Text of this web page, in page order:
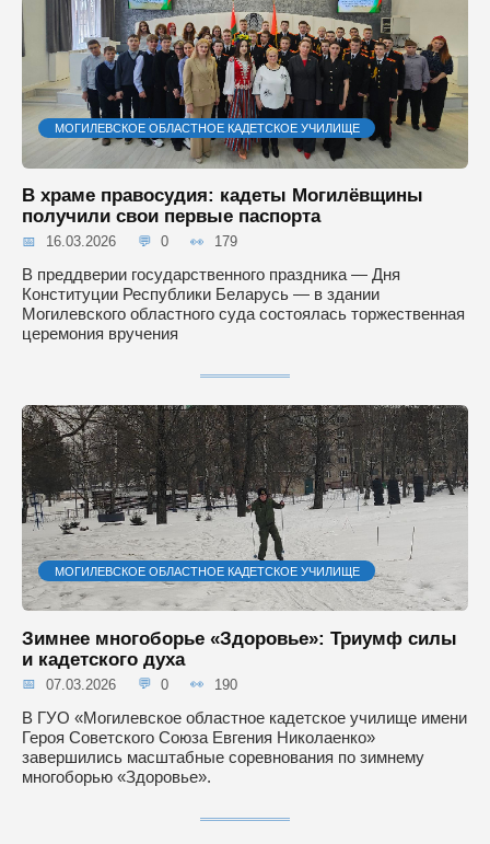
МОГИЛЕВСКОЕ ОБЛАСТНОЕ КАДЕТСКОЕ УЧИЛИЩЕ
В храме правосудия: кадеты Могилёвщины
получили свои первые паспорта
16.03.2026 0 179
В преддверии государственного праздника — Дня
Конституции Республики Беларусь — в здании
Могилевского областного суда состоялась торжественная
церемония вручения
МОГИЛЕВСКОЕ ОБЛАСТНОЕ КАДЕТСКОЕ УЧИЛИЩЕ
Зимнее многоборье «Здоровье»: Триумф силы
и кадетского духа
07.03.2026 0 190
В ГУО «Могилевское областное кадетское училище имени
Героя Советского Союза Евгения Николаенко»
завершились масштабные соревнования по зимнему
многоборью «Здоровье».